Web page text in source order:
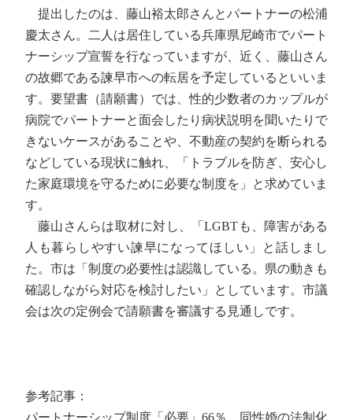
提出したのは、藤山裕太郎さんとパートナーの松浦
慶太さん。二人は居住している兵庫県尼崎市でパート
ナーシップ宣誓を行なっていますが、近く、藤山さん
の故郷である諫早市への転居を予定しているといいま
す。要望書（請願書）では、性的少数者のカップルが
病院でパートナーと面会したり病状説明を聞いたりで
きないケースがあることや、不動産の契約を断られる
などしている現状に触れ、「トラブルを防ぎ、安心し
た家庭環境を守るために必要な制度を」と求めていま
す。
藤山さんらは取材に対し、「LGBTも、障害がある
人も暮らしやすい諫早になってほしい」と話しまし
た。市は「制度の必要性は認識している。県の動きも
確認しながら対応を検討したい」としています。市議
会は次の定例会で請願書を審議する見通しです。
参考記事：
パートナーシップ制度「必要」66％、同性婚の法制化